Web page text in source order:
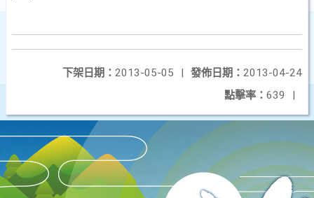
發佈日期： 2013-04-24
下架日期： 2013-05-05
|
點擊率： 639 |